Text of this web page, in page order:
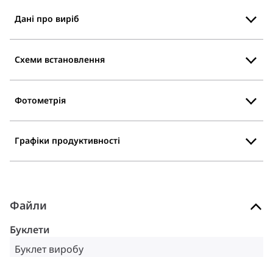
Дані про виріб
Схеми встановлення
Фотометрія
Графіки продуктивності
Файли
Буклети
Буклет виробу